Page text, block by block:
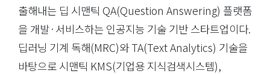
출해내는 딥 시맨틱 QA(Question Answering) 플랫폼
을 개발·서비스하는 인공지능 기술 기반 스타트업이다.
딥러닝 기계 독해(MRC)와 TA(Text Analytics) 기술을
바탕으로 시맨틱 KMS(기업용 지식검색시스템),